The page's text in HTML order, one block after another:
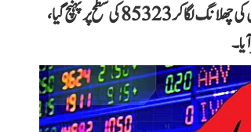
بازار کھلتے ہی زبردست خریداری دیکھنے کو ملی اور سینسیکس 3200 سے زائد پوائنٹس کی چھلانگ لگا کر 85323 کی سطح پر پہنچ گیا،